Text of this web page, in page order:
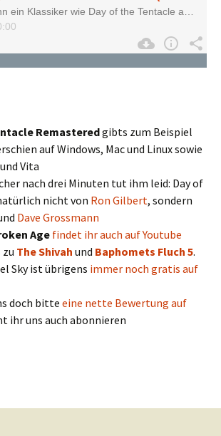
Remasteredgibts zum Beispiel
auf Windows, Mac und Linux sowie
Vita
nach drei Minuten tut ihm leid: Day of
nicht von Ron Gilbert, sondern
Dave Grossmann
Agefindet ihr auch auf Youtube
zu The Shivah und Baphomets Fluch 5.
Sky ist übrigens immer noch gratis auf
doch bitteeine nette Bewertung auf
ihr uns auch abonnieren
of the Tentacle Remastered (und noch viel